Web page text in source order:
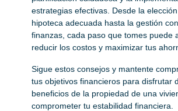
estrategias efectivas. Desde la
hipoteca adecuada hasta la gestión
finanzas, cada paso que tomes puede
reducir los costos y maximizar tus
Sigue estos consejos y mantente
tus objetivos financieros para disfrutar
beneficios de la propiedad de una
comprometer tu estabilidad financiera.